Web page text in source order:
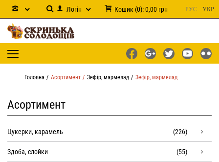
Логін Кошик (0):0,00 грн РУС УКР
Головна Асортимент Зефір, мармелад Зефір, мармелад
Асортимент
Цукерки, карамель (226)
Здоба, слойки (55)